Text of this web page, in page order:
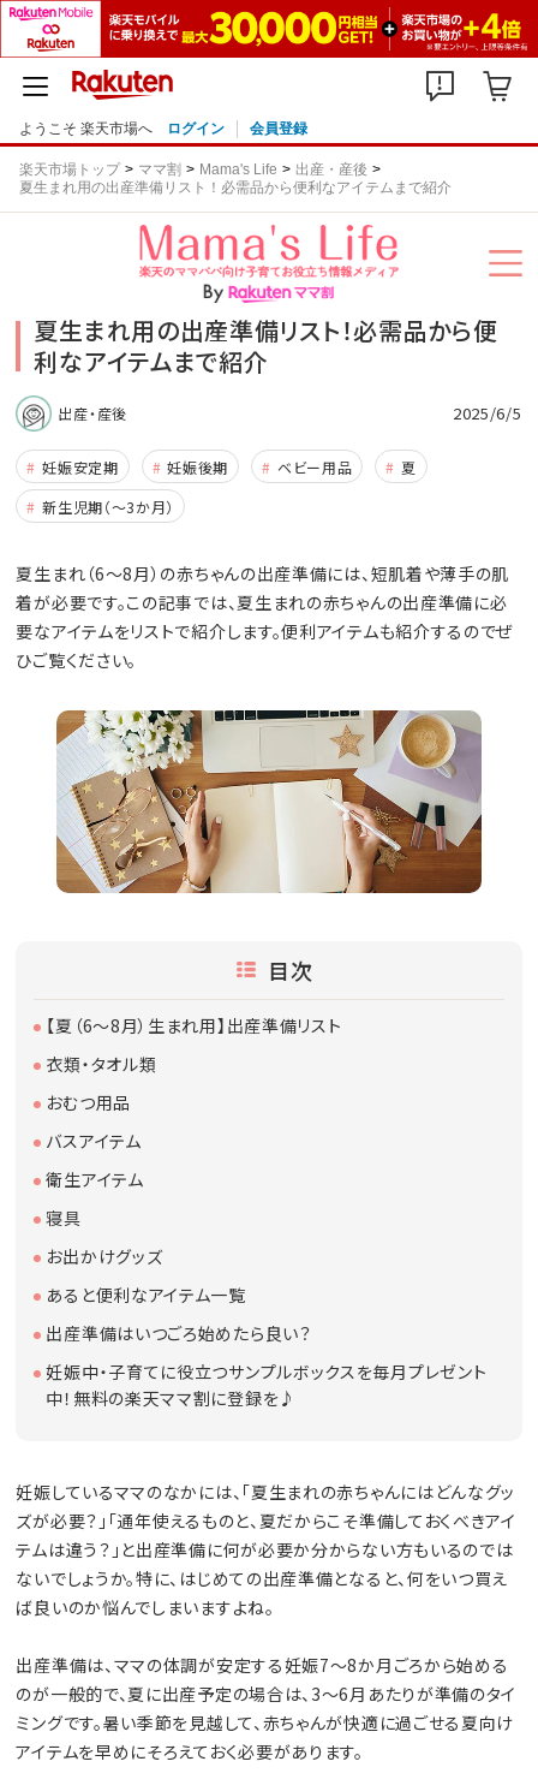
ようこそ 楽天市場へ ログイン 会員登録
楽天市場トップ ママ割 Mama's Life
出産・産後
夏生まれ用の出産準備リスト！必需品から便利なアイテムまで紹介
夏生まれ用の出産準備リスト！必需品から便
利なアイテムまで紹介
出産・産後 2025/6/5
妊娠安定期 妊娠後期 ベビー用品
夏
新生児期（～3か月）
夏生まれ（6～8月）の赤ちゃんの出産準備には、短肌着や薄手の肌
着が必要です。この記事では、夏生まれの赤ちゃんの出産準備に必
要なアイテムをリストで紹介します。便利アイテムも紹介するのでぜ
ひご覧ください。
目次
【夏（6～8月）生まれ用】出産準備リスト
衣類・タオル類
おむつ用品
バスアイテム
衛生アイテム
寝具
お出かけグッズ
あると便利なアイテム一覧
出産準備はいつごろ始めたら良い？
妊娠中・子育てに役立つサンプルボックスを毎月プレゼント
中！無料の楽天ママ割に登録を♪
妊娠しているママのなかには、「夏生まれの赤ちゃんにはどんなグッ
ズが必要？」「通年使えるものと、夏だからこそ準備しておくべきアイ
テムは違う？」と出産準備に何が必要か分からない方もいるのでは
ないでしょうか。特に、はじめての出産準備となると、何をいつ買え
ば良いのか悩んでしまいますよね。
出産準備は、ママの体調が安定する妊娠7〜8か月ごろから始める
のが一般的で、夏に出産予定の場合は、3～6月あたりが準備のタイ
ミングです。暑い季節を見越して、赤ちゃんが快適に過ごせる夏向け
アイテムを早めにそろえておく必要があります。